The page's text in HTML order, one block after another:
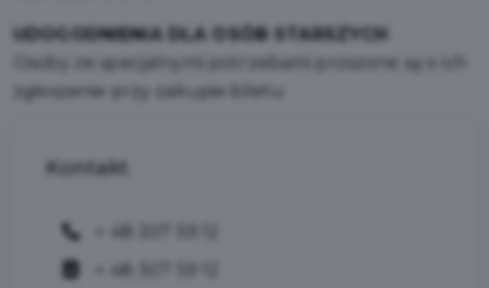
UDOGODNIENIA DLA OSÓB STARSZYCH
Osoby ze specjalnymi potrzebami proszone są o ich
zgłoszenie przy zakupie biletu.
Kontakt